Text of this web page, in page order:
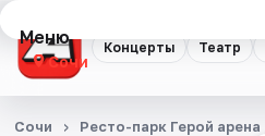
Концерты Театр
Меню
Сочи
Концерты
Сочи Ресто-парк Герой арена